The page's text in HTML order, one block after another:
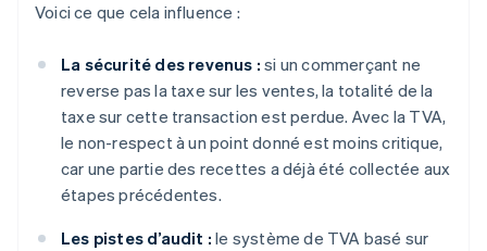
Voici ce que cela influence :
La sécurité des revenus : si un commerçant ne
reverse pas la taxe sur les ventes, la totalité de la
taxe sur cette transaction est perdue. Avec la TVA,
le non-respect à un point donné est moins critique,
car une partie des recettes a déjà été collectée aux
étapes précédentes.
Les pistes d’audit : le système de TVA basé sur